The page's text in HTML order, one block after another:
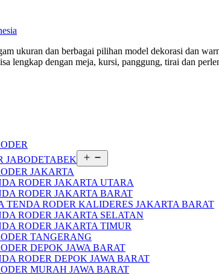
ukuran dan berbagai pilihan model dekorasi dan
lengkap dengan meja, kursi, panggung, tirai dan
JABODETABEK
menu
JAKARTA
RODER JAKARTA UTARA
RODER JAKARTA BARAT
TENDA RODER KALIDERES JAKARTA BARAT
RODER JAKARTA SELATAN
RODER JAKARTA TIMUR
TANGERANG
DEPOK JAWA BARAT
RODER DEPOK JAWA BARAT
MURAH JAWA BARAT